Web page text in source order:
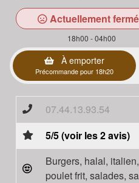
Actuellement
18h00 - 04h00
À emporter
Précommande pour 18h20
07.44.13.93.54
5/5 (voir les 2 avis)
Burgers, halal,
poulet frit, salades,